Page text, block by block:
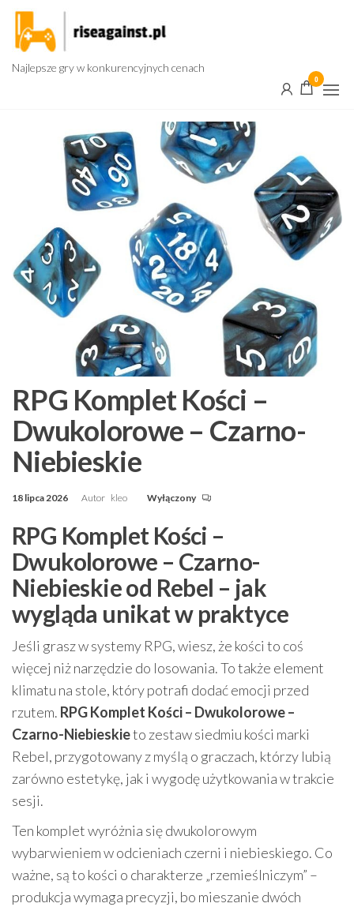
Przejdź
treści
Najlepsze gry w konkurencyjnych cenach
0
RPG Komplet Kości –
Dwukolorowe – Czarno-
Niebieskie
18 lipca 2026 Autor kleo Wyłączony
RPG Komplet Kości –
Dwukolorowe – Czarno-
Niebieskie od Rebel – jak
wygląda unikat w praktyce
Jeśli grasz w systemy RPG, wiesz, że kości to coś
więcej niż narzędzie do losowania. To także element
klimatu na stole, który potrafi dodać emocji przed
rzutem. RPG Komplet Kości – Dwukolorowe –
Czarno-Niebieskieto zestaw siedmiu kości marki
Rebel, przygotowany z myślą o graczach, którzy lubią
zarówno estetykę, jak i wygodę użytkowania w trakcie
sesji.
Ten komplet wyróżnia się dwukolorowym
wybarwieniem w odcieniach czerni i niebieskiego. Co
ważne, są to kości o charakterze „rzemieślniczym” –
produkcja wymaga precyzji, bo mieszanie dwóch